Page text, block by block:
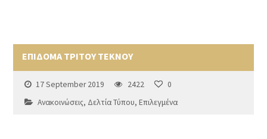
ΕΠΙΔΟΜΑ ΤΡΙΤΟΥ ΤΕΚΝΟΥ
17 September 2019 2422
0
Ανακοινώσεις, Δελτία Τύπου,Επιλεγμένα